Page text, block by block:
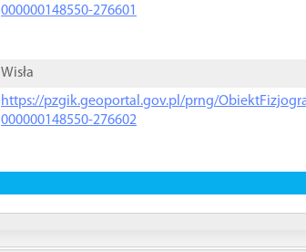
000000148550-276601
Wisła
https://pzgik.geoportal.gov.pl/prng/
000000148550-276602